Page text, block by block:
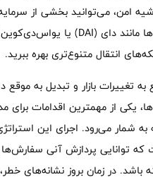
امن، می‌توانید بخشی از
انتقال متنوع‌تری بهره ببرید.
تغییرات بازار و تبدیل به موقع
یکی از مهمترین اقدامات برای
شمار می‌رود. اجرای این
توانایی پردازش آنی سفارش‌ها
در زمان بروز نشانه‌های